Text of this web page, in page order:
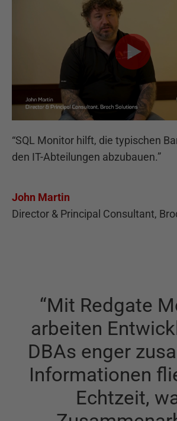
“SQL Monitor hilft, die typischen
den IT-Abteilungen abzubauen.”
John Martin
Director & Principal Consultant,
“Mit Redgate
arbeiten
DBAs enger
Informationen
Echtzeit,